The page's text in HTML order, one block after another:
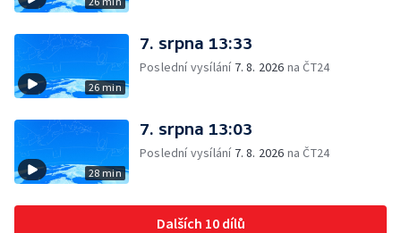
26 min
7. srpna 13:33
Poslední vysílání 7. 8. 2026 na ČT24
28 min
7. srpna 13:03
Poslední vysílání 7. 8. 2026 na ČT24
Dalších 10 dílů